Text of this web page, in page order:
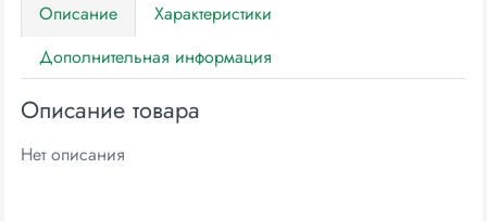
Описание
Характеристики
Дополнительная информация
Описание товара
Нет описания